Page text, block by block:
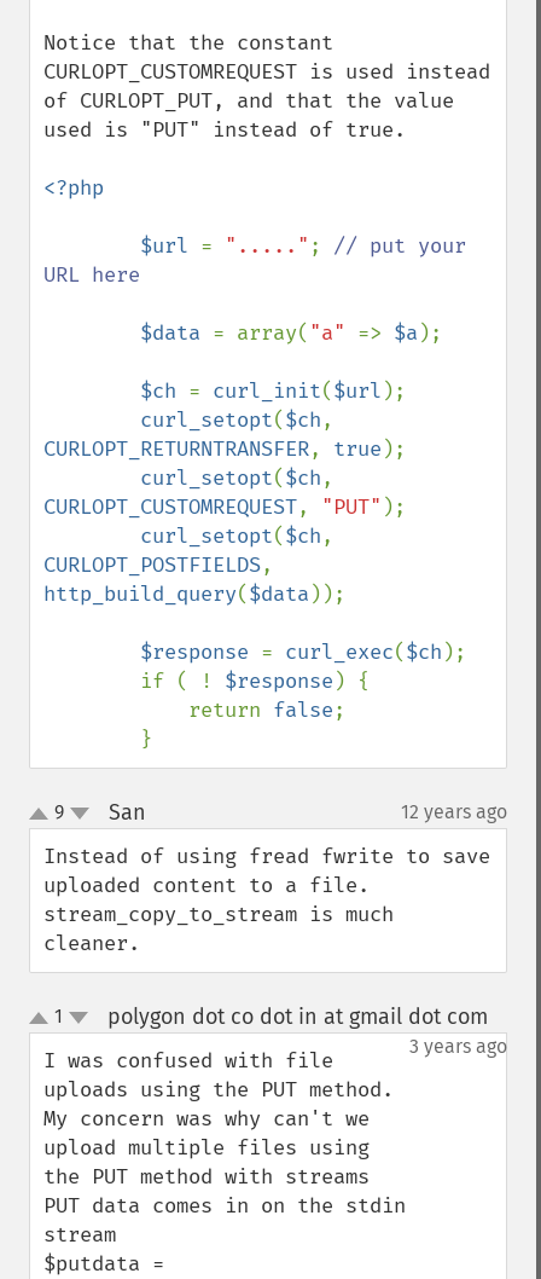
Notice that the constant
CURLOPT_CUSTOMREQUEST is used instead
of CURLOPT_PUT, and that the value
used is "PUT" instead of true.
<?php
        $url
= "....." ; // put your
URL here
$data = array( "a" => $a );
$ch = curl_init($url );
curl_setopt($ch
CURLOPT_RETURNTRANSFER, true );
curl_setopt($ch
CURLOPT_CUSTOMREQUEST, "PUT" );
curl_setopt($ch
CURLOPT_POSTFIELDS
http_build_query($data ));
$response = curl_exec($ch );
        if ( !
$response ) {
            return
false;
        }
up
down
9 San 12 years ago
Instead of using fread fwrite to save
uploaded content to a file.
stream_copy_to_stream is much
cleaner.
up
down
1 polygon dot co dot in at gmail dot com
3 years ago
I was confused with file
uploads using the PUT method.
My concern was why can't we
upload multiple files using
the PUT method with streams
PUT data comes in on the stdin
stream
$putdata =